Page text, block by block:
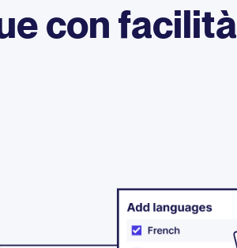
con facilità